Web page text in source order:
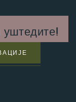
уштедите!